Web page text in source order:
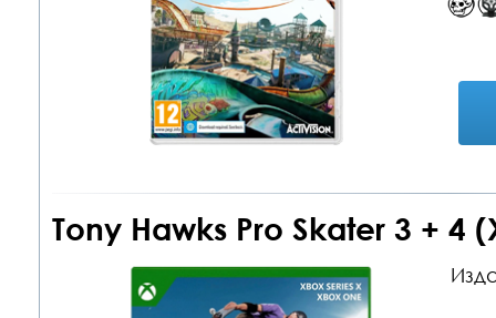
Tony Hawks Pro Skater 3 + 4